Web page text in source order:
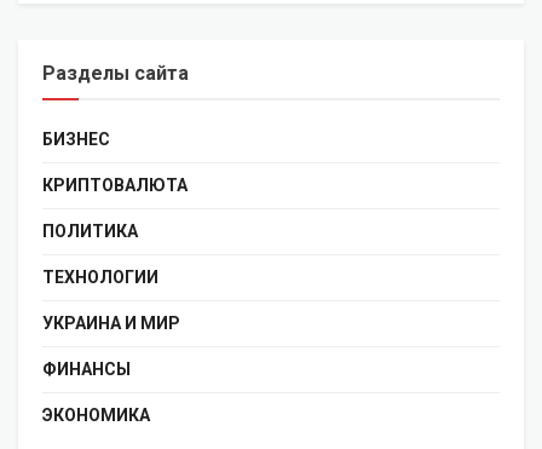
Разделы сайта
БИЗНЕС
КРИПТОВАЛЮТА
ПОЛИТИКА
ТЕХНОЛОГИИ
УКРАИНА И МИР
ФИНАНСЫ
ЭКОНОМИКА